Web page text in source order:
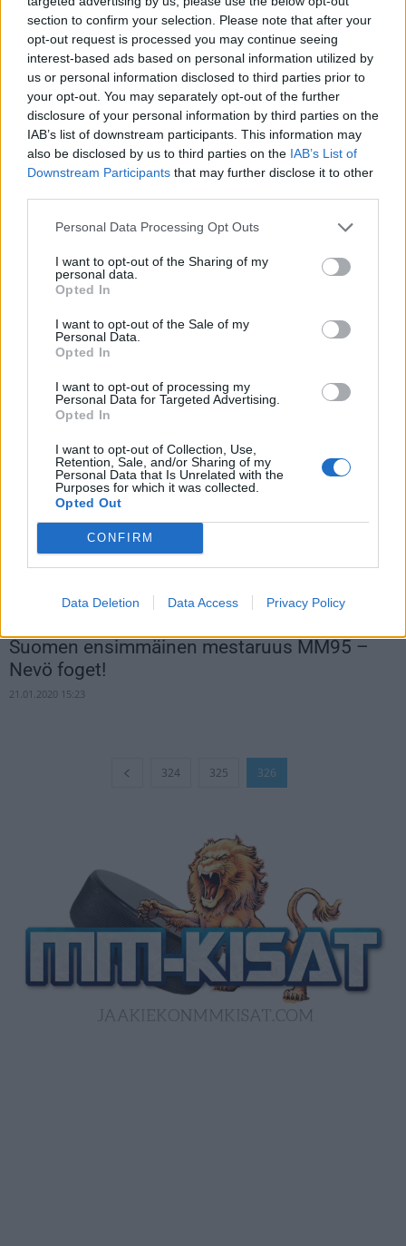
section to confirm your selection. Please note that after your
opt-out request is processed you may continue seeing
interest-based ads based on personal information utilized by
us or personal information disclosed to third parties prior to
your opt-out. You may separately opt-out of the further
disclosure of your personal information by third parties on the
IAB’s list of downstream participants. This information may
also be disclosed by us to third parties on the IAB’s List of
Downstream Participants that may further disclose it to other
Personal Data Processing Opt Outs
I want to opt-out of the Sharing of my
personal data.
Opted In
I want to opt-out of the Sale of my
Personal Data.
Opted In
I want to opt-out of processing my
Personal Data for Targeted Advertising.
Opted In
I want to opt-out of Collection, Use,
Retention, Sale, and/or Sharing of my
Personal Data that Is Unrelated with the
Purposes for which it was collected.
Opted Out
CONFIRM
Data Deletion Data Access Privacy Policy
MM 2020 – Esittelyssä Hallenstadion
Paluu kultahetkiin – Leijonien upea
maailmanmestaruus vuodelta 2019
Suomen ensimmäinen mestaruus MM95 –
Nevö foget!
21.01.2020 15:23
324 325 326